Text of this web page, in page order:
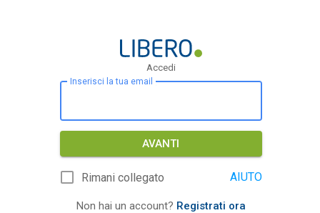
Accedi
Inserisci la tua email
AVANTI
Rimani collegato AIUTO
Non hai un account? Registrati ora